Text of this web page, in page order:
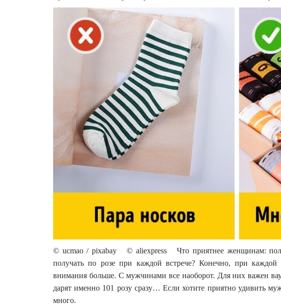
© ucmao / pixabay © aliexpress Что приятнее женщинам:
получать по розе при каждой встрече? Конечно, при
внимания больше. С мужчинами все наоборот. Для них важен
дарят именно 101 розу сразу… Если хотите приятно удивить
много.